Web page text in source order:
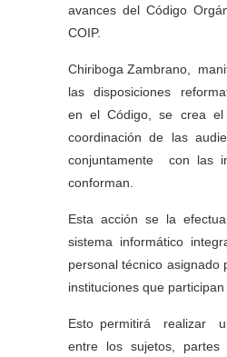
avances del Código
COIP.
Chiriboga Zambrano,
las disposiciones
en el Código, se crea el
coordinación de las
conjuntamente con las
conforman.
Esta acción se la
sistema informático
personal técnico asignado
instituciones que participan
Esto permitirá realizar
entre los sujetos,